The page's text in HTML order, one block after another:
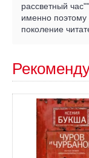
рассветный
именно поэтому
поколение